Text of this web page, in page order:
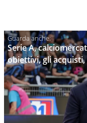
Serie A,
obiettivi, gli